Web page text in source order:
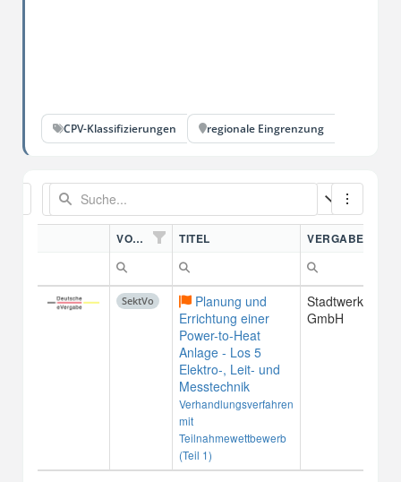
CPV-Klassifizierungen regionale Eingrenzung
VORDN. TITEL
SektVo
Planung und
Errichtung einer
Power-to-Heat
Anlage - Los 5
Elektro-, Leit- und
Messtechnik
Verhandlungsverfahren
mit
Teilnahmewettbewerb
(Teil 1)
Stadtwerke
GmbH